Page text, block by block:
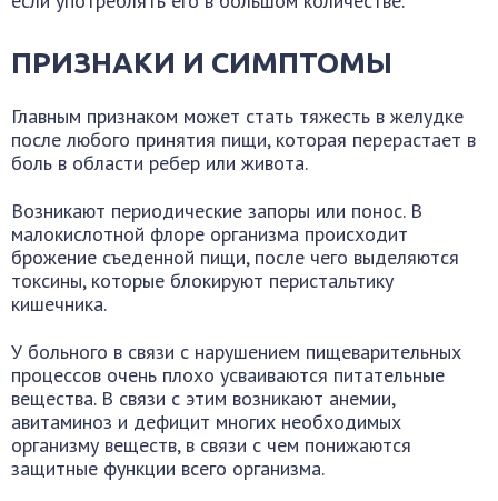
ПРИЗНАКИ И СИМПТОМЫ
Главным признаком может стать тяжесть в желудке
после любого принятия пищи, которая перерастает в
боль в области ребер или живота.
Возникают периодические запоры или понос. В
малокислотной флоре организма происходит
брожение съеденной пищи, после чего выделяются
токсины, которые блокируют перистальтику
кишечника.
У больного в связи с нарушением пищеварительных
процессов очень плохо усваиваются питательные
вещества. В связи с этим возникают анемии,
авитаминоз и дефицит многих необходимых
организму веществ, в связи с чем понижаются
защитные функции всего организма.